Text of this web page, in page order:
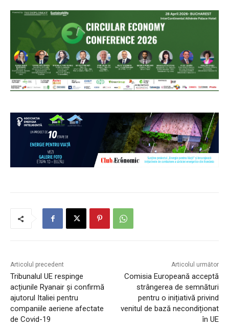
Articolul precedent
Tribunalul UE respinge
acțiunile Ryanair și confirmă
ajutorul Italiei pentru
companiile aeriene afectate
de Covid-19
Articolul următor
Comisia Europeană acceptă
strângerea de semnături
pentru o inițiativă privind
venitul de bază necondiționat
în UE